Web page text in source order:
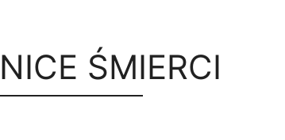
ŚMIERCI